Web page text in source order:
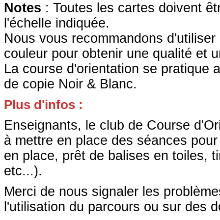
Notes : Toutes les cartes doivent
l'échelle indiquée.
Nous vous recommandons
couleur pour obtenir une qualité et
La course d'orientation se pratique
de copie Noir & Blanc.
Plus d'infos :
Enseignants, le club de Course
à mettre en place des séances
en place, prêt de balises en toiles,
etc...).
Merci de nous signaler les
l'utilisation du parcours ou sur des